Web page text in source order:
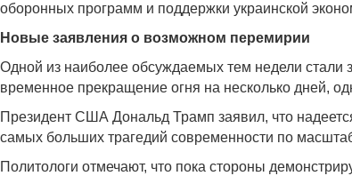
оборонных программ и поддержки украинской
Новые заявления о возможном перемирии
Одной из наиболее обсуждаемых тем недели стали
временное прекращение огня на несколько дней,
Президент США Дональд Трамп заявил, что
самых больших трагедий современности по
Политологи отмечают, что пока стороны